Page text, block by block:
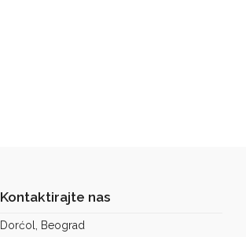
Kontaktirajte nas
Dorćol, Beograd